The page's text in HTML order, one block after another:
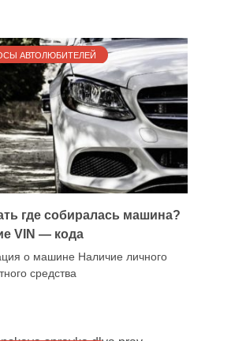
АВТОЛЮБИТЕЛЕЙ
где собиралась машина?
VIN — кода
о машине Наличие личного
средства